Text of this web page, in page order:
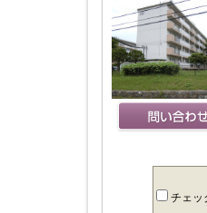
チェッ